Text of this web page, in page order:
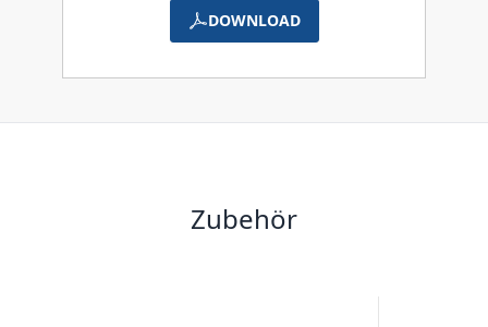
DOWNLOAD
Zubehör